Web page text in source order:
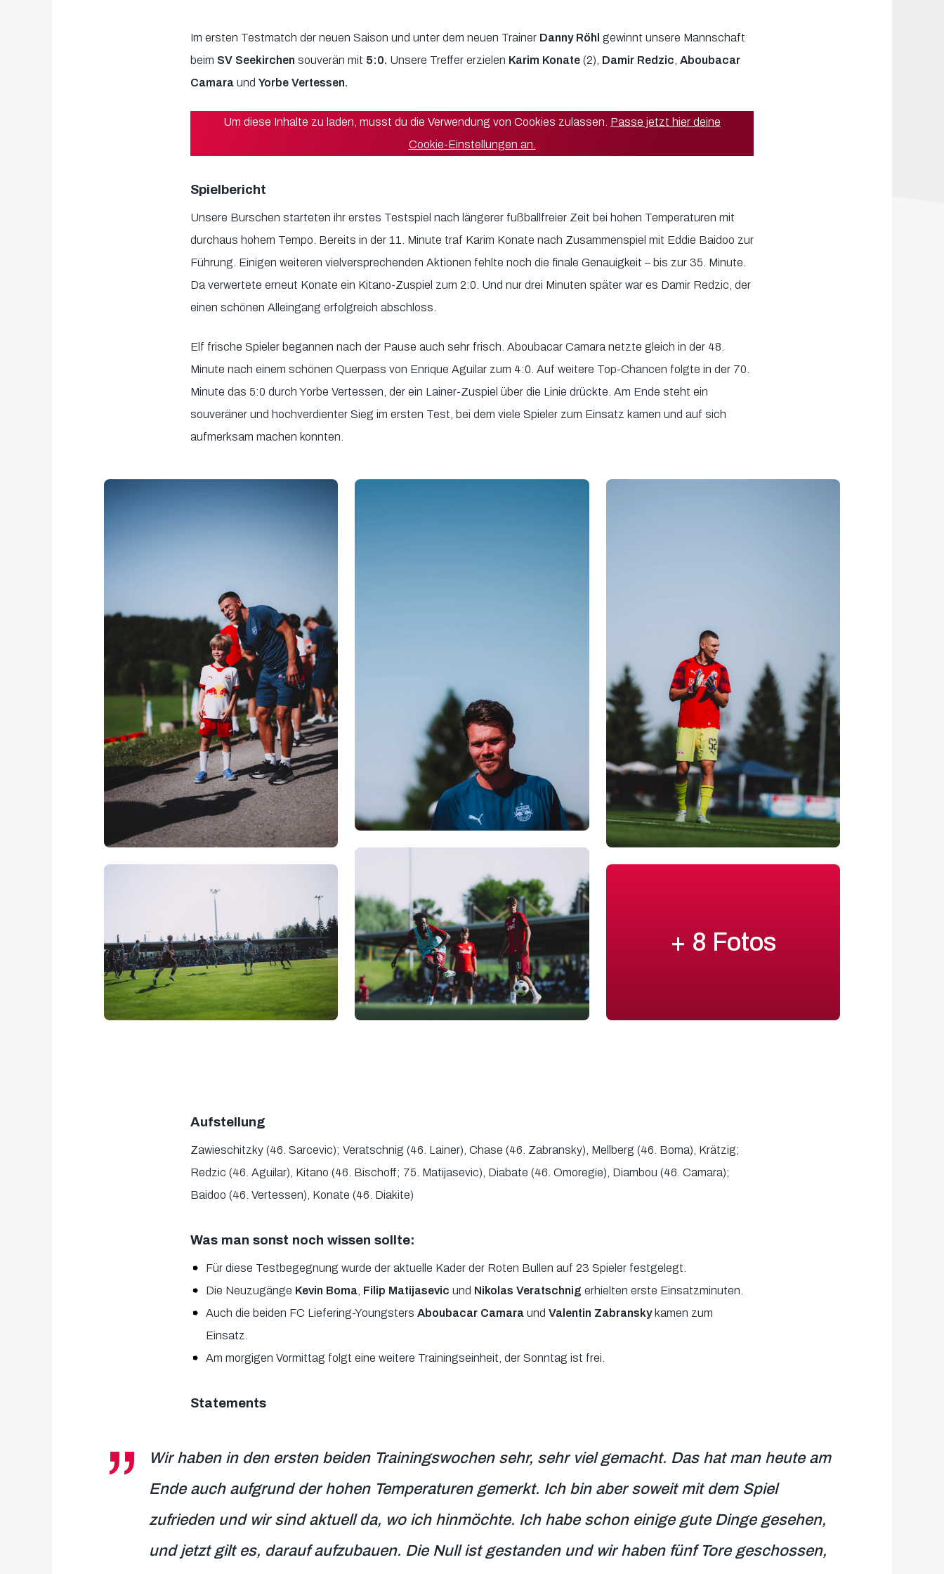
8
+10
+7
18
+10
+7
11
Im ersten Testmatch der neuen Saison und unter dem neuen Trainer Danny Röhl gewinnt unsere Mannschaft
beim SV Seekirchen souverän mit 5:0. Unsere Treffer erzielen Karim Konate(2), Damir Redzic Aboubacar
Camaraund Yorbe Vertessen.
Um diese Inhalte zu laden, musst du die Verwendung von Cookies zulassen. Passe jetzt hier deine
Cookie-Einstellungen an.
Spielbericht
Unsere Burschen starteten ihr erstes Testspiel nach längerer fußballfreier Zeit bei hohen Temperaturen mit
durchaus hohem Tempo. Bereits in der 11. Minute traf Karim Konate nach Zusammenspiel mit Eddie Baidoo zur
Führung. Einigen weiteren vielversprechenden Aktionen fehlte noch die finale Genauigkeit – bis zur 35. Minute.
Da verwertete erneut Konate ein Kitano-Zuspiel zum 2:0. Und nur drei Minuten später war es Damir Redzic, der
einen schönen Alleingang erfolgreich abschloss.
Elf frische Spieler begannen nach der Pause auch sehr frisch. Aboubacar Camara netzte gleich in der 48.
Minute nach einem schönen Querpass von Enrique Aguilar zum 4:0. Auf weitere Top-Chancen folgte in der 70.
Minute das 5:0 durch Yorbe Vertessen, der ein Lainer-Zuspiel über die Linie drückte. Am Ende steht ein
souveräner und hochverdienter Sieg im ersten Test, bei dem viele Spieler zum Einsatz kamen und auf sich
aufmerksam machen konnten.
+ 8 Fotos
Aufstellung
Zawieschitzky (46. Sarcevic); Veratschnig (46. Lainer), Chase (46. Zabransky), Mellberg (46. Boma), Krätzig;
Redzic (46. Aguilar), Kitano (46. Bischoff; 75. Matijasevic), Diabate (46. Omoregie), Diambou (46. Camara);
Baidoo (46. Vertessen), Konate (46. Diakite)
Was man sonst noch wissen sollte:
Für diese Testbegegnung wurde der aktuelle Kader der Roten Bullen auf 23 Spieler festgelegt.
Die Neuzugänge Kevin Boma, Filip Matijasevic und Nikolas Veratschnig erhielten erste Einsatzminuten.
Auch die beiden FC Liefering-Youngsters Aboubacar Camaraund Valentin Zabranskykamen zum
Einsatz.
Am morgigen Vormittag folgt eine weitere Trainingseinheit, der Sonntag ist frei.
Statements
Wir haben in den ersten beiden Trainingswochen sehr, sehr viel gemacht. Das hat man heute am
Ende auch aufgrund der hohen Temperaturen gemerkt. Ich bin aber soweit mit dem Spiel
zufrieden und wir sind aktuell da, wo ich hinmöchte. Ich habe schon einige gute Dinge gesehen,
und jetzt gilt es, darauf aufzubauen. Die Null ist gestanden und wir haben fünf Tore geschossen,